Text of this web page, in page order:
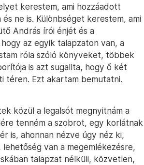
kerestem, ami hozzáadott
ne is. Különbséget kerestem, ami
András írói énjét és a
az egyik talapzaton van, a
róla szóló könyveket, többek
is azt sugallta, hogy ő két
téren. Ezt akartam bemutatni.
közül a legalsót megnyitnám a
tenném a szobrot, egy korlátnak
is, ahonnan nézve úgy néz ki,
van a megemlékezésre,
talapzat nélküli, közvetlen,